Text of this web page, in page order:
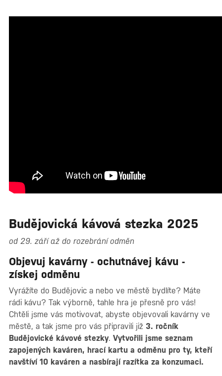
Budějovická kávová stezka 2025
od 29. září až do rozebrání odměn
Objevuj kavárny - ochutnávej kávu -
získej odměnu
Vyrážíte do Budějovic a nebo ve městě bydlíte? Máte
rádi kávu? Tak výborně, tahle hra je přesně pro vás!
Chtěli jsme vás motivovat, abyste objevovali kavárny ve
městě, a tak jsme pro vás připravili již 3. ročník
Budějovické kávové stezky. Vytvořili jsme seznam
zapojených kaváren, hrací kartu a odměnu pro ty, kteří
navštíví 10 kaváren a nasbírají razítka za konzumaci.